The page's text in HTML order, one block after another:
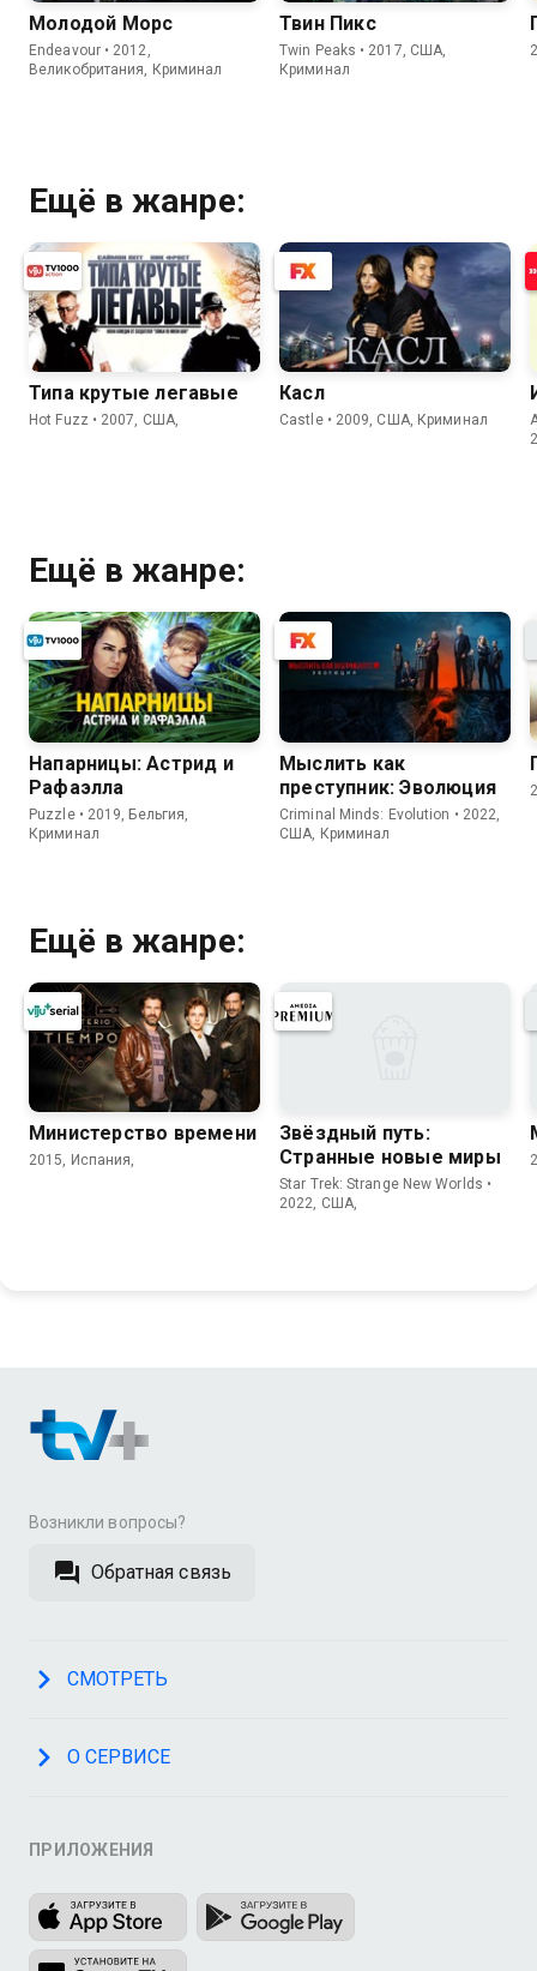
Молодой Морс
Endeavour • 2012,
Великобритания, Криминал
Твин Пикс
Twin Peaks • 2017, США,
Криминал
Ещё в жанре:
Типа крутые легавые
Hot Fuzz • 2007, США,
Касл
Castle • 2009, США, Криминал
Ещё в жанре:
Напарницы: Астрид и
Рафаэлла
Puzzle • 2019, Бельгия,
Криминал
Мыслить как
преступник: Эволюция
Criminal Minds: Evolution • 2022,
США, Криминал
Ещё в жанре:
Министерство времени
2015, Испания,
Звёздный путь:
Странные новые миры
Star Trek: Strange New Worlds •
2022, США,
Возникли вопросы?
Обратная связь
СМОТРЕТЬ
О СЕРВИСЕ
ПРИЛОЖЕНИЯ